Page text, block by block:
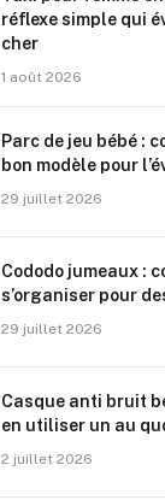
réflexe simple qui
cher
1 août 2026
Parc de jeu bébé :
bon modèle pour
29 juillet 2026
Cododo jumeaux :
s’organiser pour
29 juillet 2026
Casque anti bruit
en utiliser un au
2 juillet 2026